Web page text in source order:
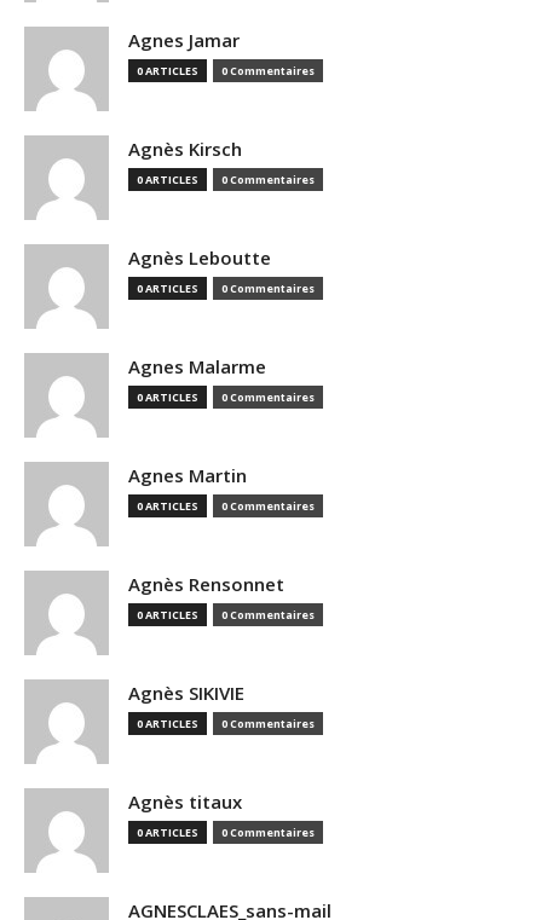
Agnes Jamar
0 ARTICLES 0 Commentaires
Agnès Kirsch
0 ARTICLES 0 Commentaires
Agnès Leboutte
0 ARTICLES 0 Commentaires
Agnes Malarme
0 ARTICLES 0 Commentaires
Agnes Martin
0 ARTICLES 0 Commentaires
Agnès Rensonnet
0 ARTICLES 0 Commentaires
Agnès SIKIVIE
0 ARTICLES 0 Commentaires
Agnès titaux
0 ARTICLES 0 Commentaires
AGNESCLAES_sans-mail